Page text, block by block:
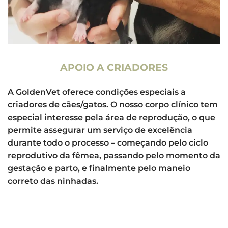
APOIO A CRIADORES
A GoldenVet oferece condições especiais a
criadores de cães/gatos. O nosso corpo clínico tem
especial interesse pela área de reprodução, o que
permite assegurar um serviço de excelência
durante todo o processo – começando pelo ciclo
reprodutivo da fêmea, passando pelo momento da
gestação e parto, e finalmente pelo maneio
correto das ninhadas.